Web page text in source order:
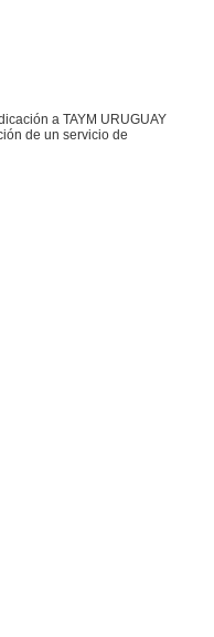
a TAYM URUGUAY
de un servicio de